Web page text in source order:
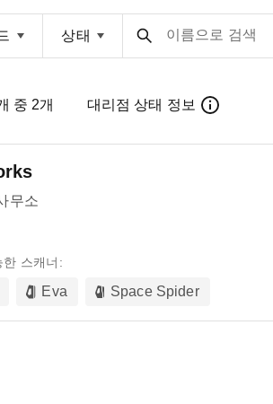
상태 이름으로 검색
중 2개 대리점 상태 정보
무소
한 스캐너:
Eva Space Spider